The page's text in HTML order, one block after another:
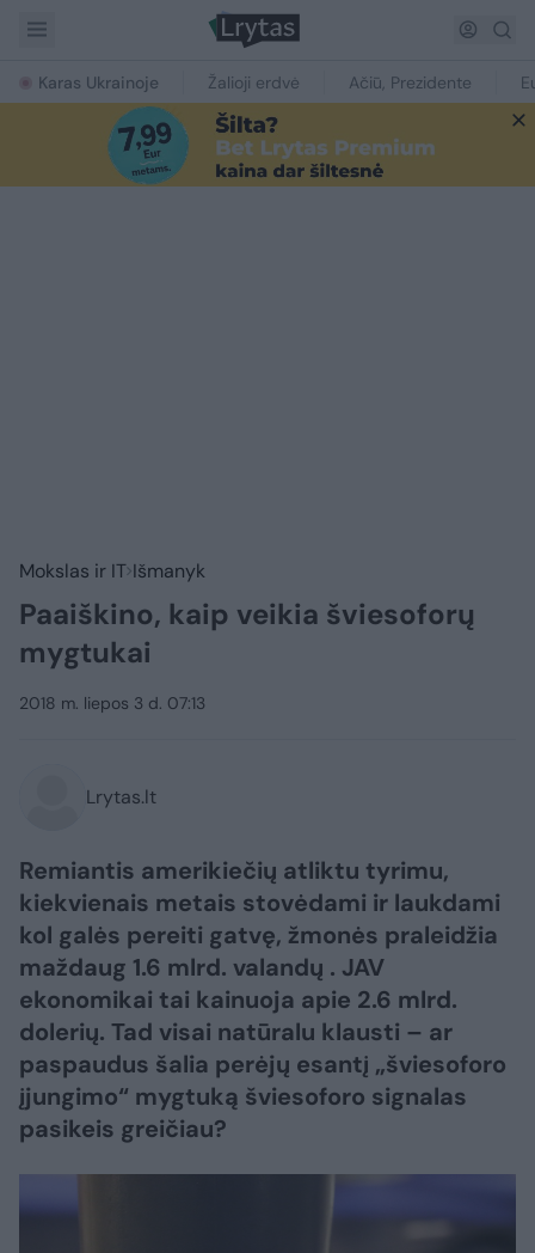
Karas Ukrainoje Žalioji erdvė Ačiū, Prezidente
Mokslas ir IT Išmanyk
Paaiškino, kaip veikia šviesoforų
mygtukai
2018 m. liepos 3 d. 07:13
Lrytas.lt
Remiantis amerikiečių atliktu tyrimu,
kiekvienais metais stovėdami ir laukdami
kol galės pereiti gatvę, žmonės praleidžia
maždaug 1.6 mlrd. valandų . JAV
ekonomikai tai kainuoja apie 2.6 mlrd.
dolerių. Tad visai natūralu klausti – ar
paspaudus šalia perėjų esantį „šviesoforo
įjungimo“ mygtuką šviesoforo signalas
pasikeis greičiau?